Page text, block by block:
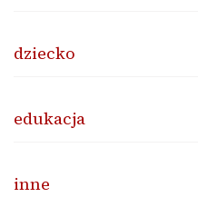
dziecko
edukacja
inne